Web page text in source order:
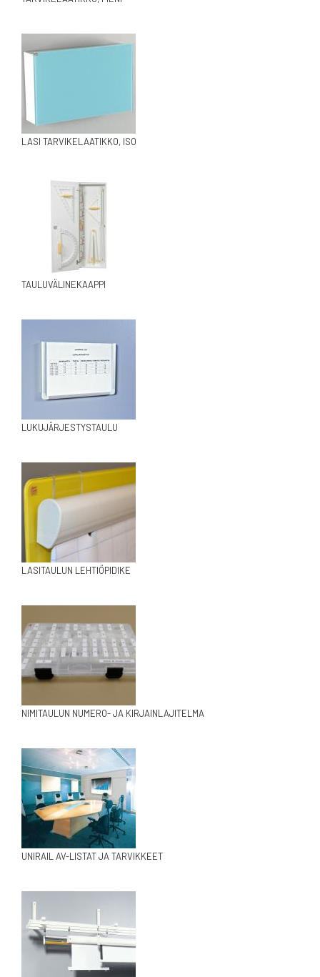
LASI TARVIKELAATIKKO, ISO
TAULUVÄLINEKAAPPI
LUKUJÄRJESTYSTAULU
LASITAULUN LEHTIÖPIDIKE
NIMITAULUN NUMERO- JA KIRJAINLAJITELMA
UNIRAIL AV-LISTAT JA TARVIKKEET